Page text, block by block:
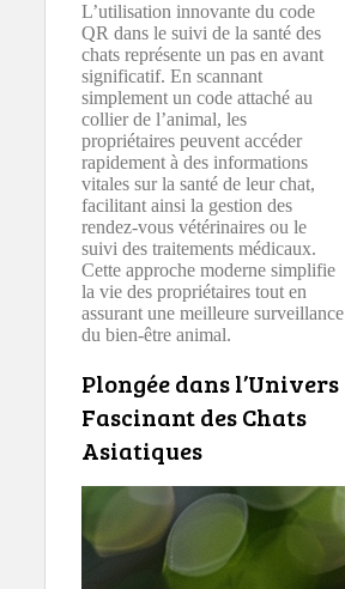
L’utilisation innovante du code
QR dans le suivi de la santé des
chats représente un pas en avant
significatif. En scannant
simplement un code attaché au
collier de l’animal, les
propriétaires peuvent accéder
rapidement à des informations
vitales sur la santé de leur chat,
facilitant ainsi la gestion des
rendez-vous vétérinaires ou le
suivi des traitements médicaux.
Cette approche moderne simplifie
la vie des propriétaires tout en
assurant une meilleure surveillance
du bien-être animal.
Plongée dans l’Univers
Fascinant des Chats
Asiatiques